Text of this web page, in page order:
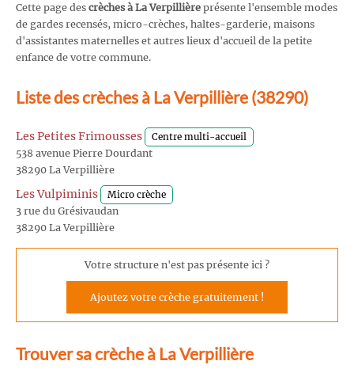
Cette page des crèches à La Verpillière présente l'ensemble modes
de gardes recensés, micro-crèches, haltes-garderie, maisons
d'assistantes maternelles et autres lieux d'accueil de la petite
enfance de votre commune.
Liste des crèches à La Verpillière (38290)
Les Petites Frimousses Centre multi-accueil
538 avenue Pierre Dourdant
38290 La Verpillière
Les Vulpiminis Micro crèche
3 rue du Grésivaudan
38290 La Verpillière
Votre structure n'est pas présente ici ?
Ajoutez votre crèche gratuitement !
Trouver sa crèche à La Verpillière